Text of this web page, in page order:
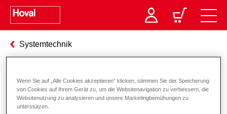
Systemtechnik
Verantwortung für Energie und
Wenn Sie auf „Alle Cookies akzeptieren“ klicken, stimmen Sie der Speicherung
von Cookies auf Ihrem Gerät zu, um die Websitenavigation zu verbessern, die
Websitenutzung zu analysieren und unsere Marketingbemühungen zu
unterstützen.